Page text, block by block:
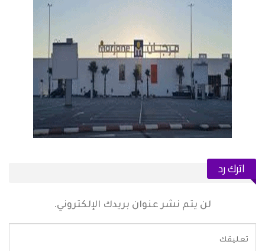
اترك رد
لن يتم نشر عنوان بريدك الإلكتروني.